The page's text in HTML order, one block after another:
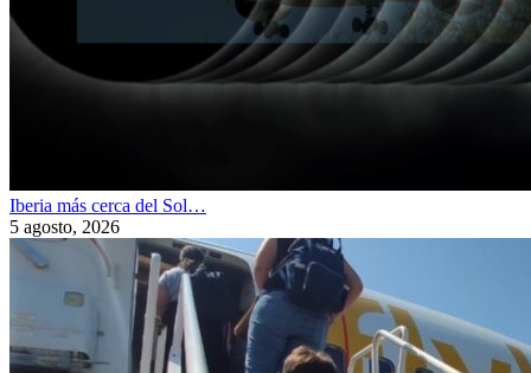
Iberia más cerca del Sol…
5 agosto, 2026